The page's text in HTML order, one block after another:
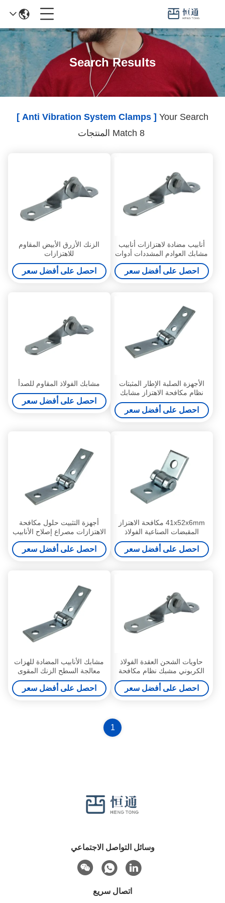
Search Results
Your Search
[ Anti Vibration System Clamps ]
أنابيب مضادة لاهتزازات أنابيب
مشابك العوادم المشددات أدوات
الأجهزة متعددة الأنماط الفولاذ
الكربوني
احصل على أفضل سعر
الزنك الأزرق الأبيض المقاوم
للاهتزازات
احصل على أفضل سعر
الأجهزة الصلبة الإطار المثبتات
نظام مكافحة الاهتزاز مشابك
احصل على أفضل سعر
مشابك الفولاذ المقاوم للصدأ
احصل على أفضل سعر
41x52x6mm مكافحة الاهتزاز
المقبضات الصناعية الفولاذ
الكربوني
احصل على أفضل سعر
أجهزة التثبيت حلول مكافحة
الاهتزازات مصراع إصلاح الأنابيب
احصل على أفضل سعر
حاويات الشحن العقدة الفولاذ
الكربوني مشبك نظام مكافحة
الاهتزازات السيارات
احصل على أفضل سعر
مشابك الأنابيب المضادة للهزات
معالجة السطح الزنك المقوى
102x102x6mm
احصل على أفضل سعر
1
وسائل التواصل الاجتماعي
اتصال سريع